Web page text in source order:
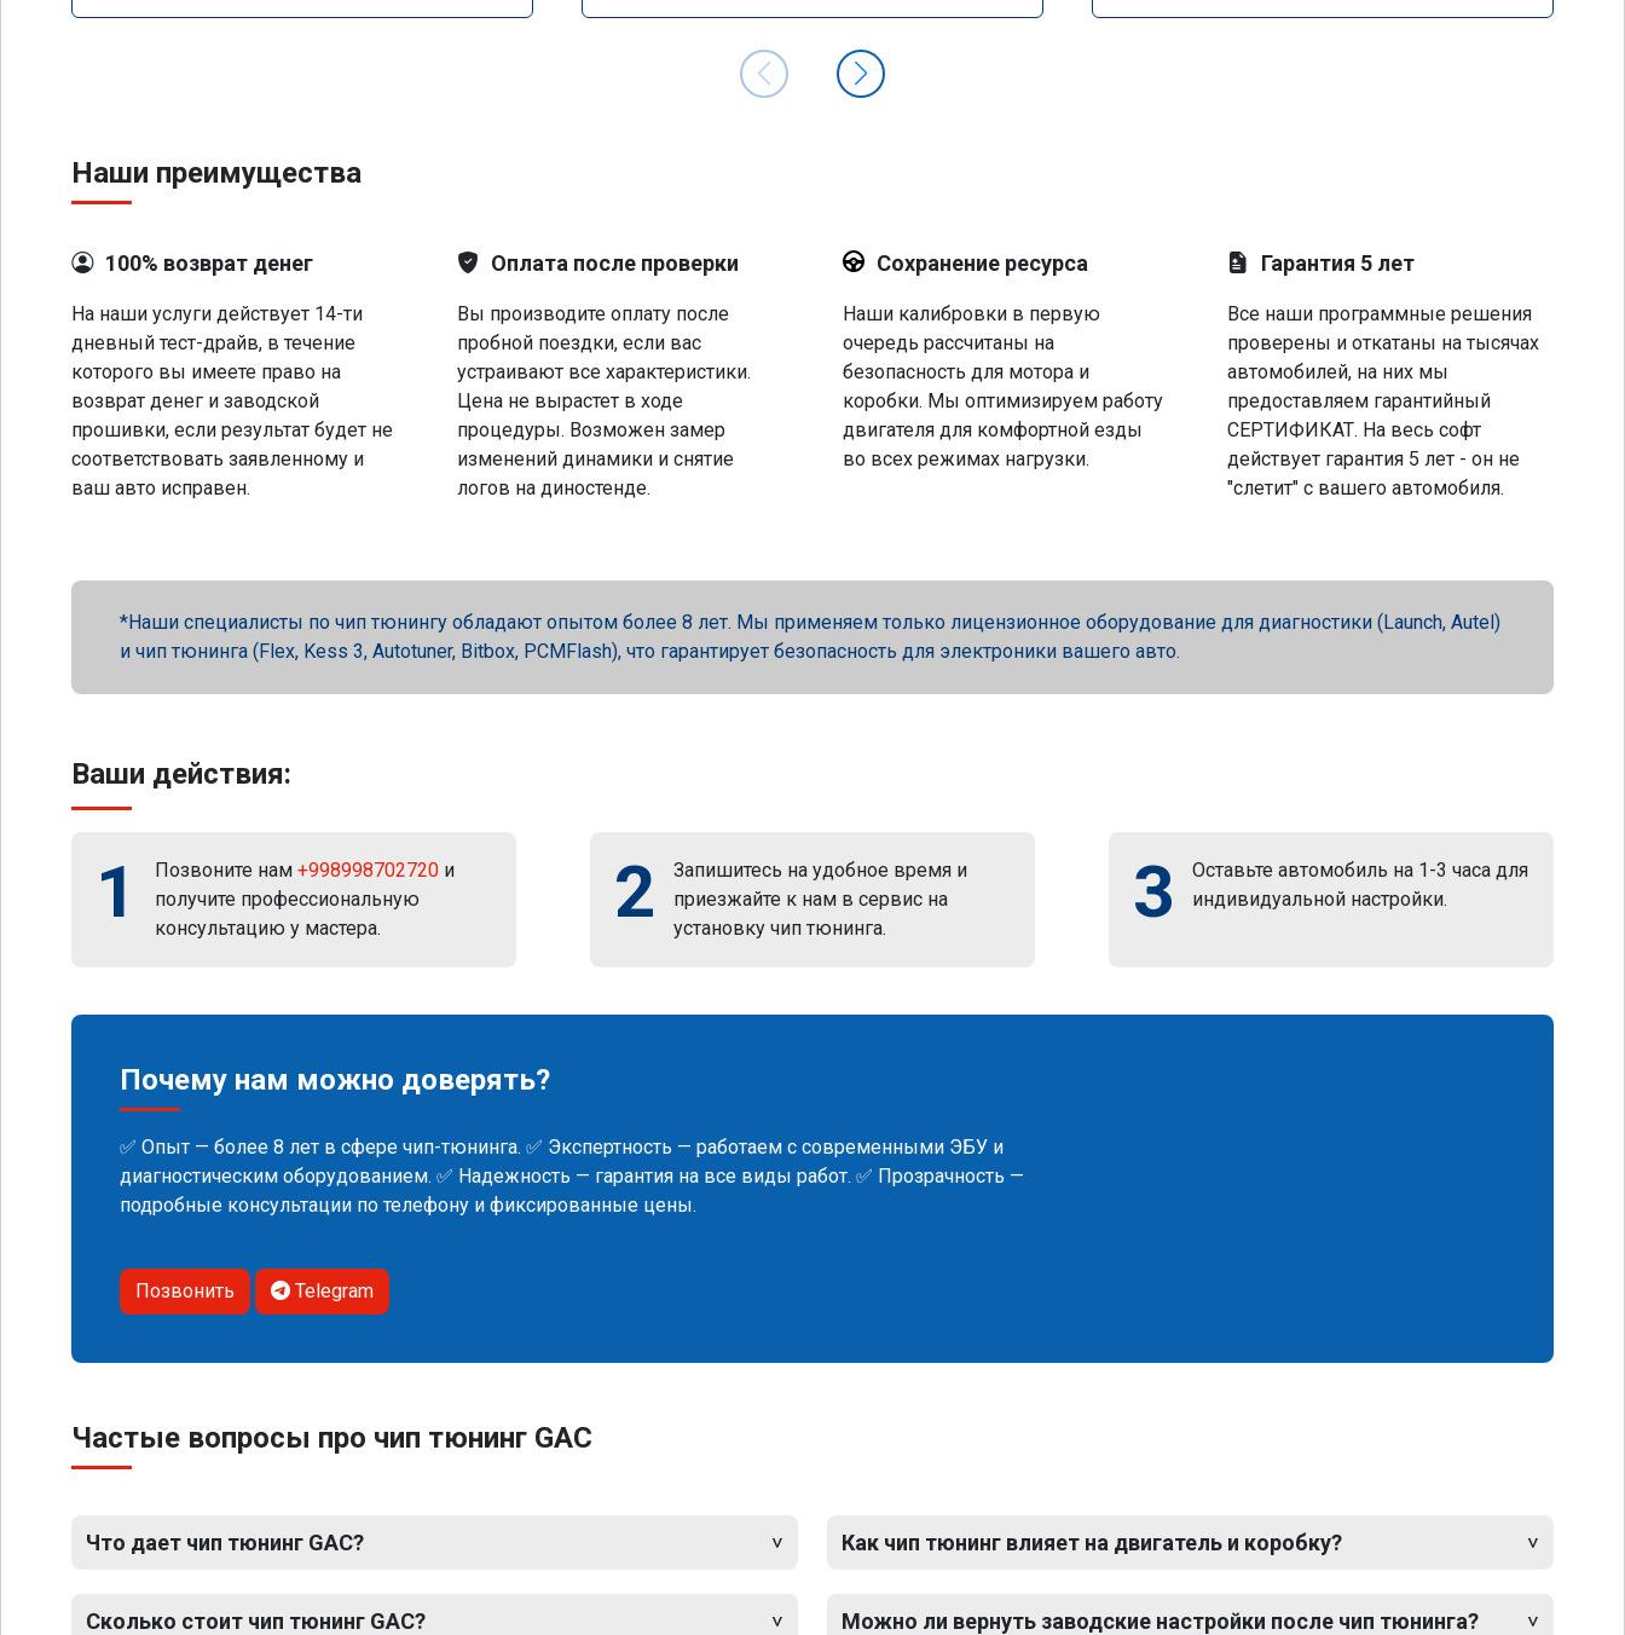
Наши преимущества
100% возврат денег
На наши услуги действует 14-ти
дневный тест-драйв, в течение
которого вы имеете право на
возврат денег и заводской
прошивки, если результат будет не
соответствовать заявленному и
ваш авто исправен.
Оплата после проверки
Вы производите оплату после
пробной поездки, если вас
устраивают все характеристики.
Цена не вырастет в ходе
процедуры. Возможен замер
изменений динамики и снятие
логов на диностенде.
Сохранение ресурса
Наши калибровки в первую
очередь рассчитаны на
безопасность для мотора и
коробки. Мы оптимизируем работу
двигателя для комфортной езды
во всех режимах нагрузки.
Гарантия 5 лет
Все наши программные решения
проверены и откатаны на тысячах
автомобилей, на них мы
предоставляем гарантийный
СЕРТИФИКАТ. На весь софт
действует гарантия 5 лет - он не
"слетит" с вашего автомобиля.
Наши специалисты по чип тюнингу обладают опытом более 8 лет. Мы применяем только лицензионное оборудование для диагностики (Launch, Autel)
и чип тюнинга (Flex, Kess 3, Autotuner, Bitbox, PCMFlash), что гарантирует безопасность для электроники вашего авто.
Ваши действия:
1 Позвоните нам +998998702720 и
получите профессиональную
консультацию у мастера.
2
Запишитесь на удобное время и
приезжайте к нам в сервис на
установку чип тюнинга.
3
Оставьте автомобиль на 1-3 часа для
индивидуальной настройки.
Почему нам можно доверять?
✅ Опыт — более 8 лет в сфере чип-тюнинга. ✅ Экспертность — работаем с современными ЭБУ и
диагностическим оборудованием. ✅ Надежность — гарантия на все виды работ. ✅ Прозрачность —
подробные консультации по телефону и фиксированные цены.
Позвонить Telegram
Частые вопросы про чип тюнинг GAC
Что дает чип тюнинг GAC?
Сколько стоит чип тюнинг GAC?
Как чип тюнинг влияет на двигатель и коробку?
Можно ли вернуть заводские настройки после чип тюнинга?